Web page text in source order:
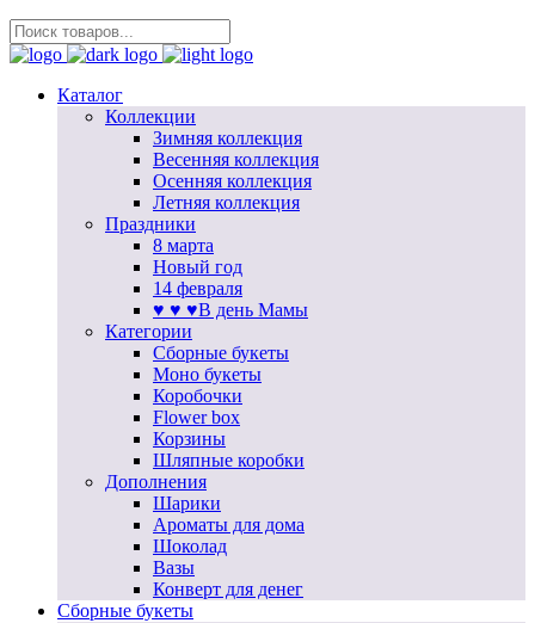
Каталог
Коллекции
Зимняя коллекция
Весенняя коллекция
Осенняя коллекция
Летняя коллекция
Праздники
8 марта
Новый год
14 февраля
♥ ♥ ♥В день Мамы
Категории
Сборные букеты
Моно букеты
Коробочки
Flower box
Корзины
Шляпные коробки
Дополнения
Шарики
Ароматы для дома
Шоколад
Вазы
Конверт для денег
Сборные букеты